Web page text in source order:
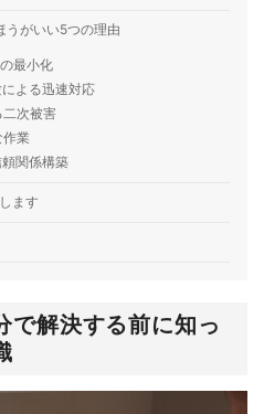
うがいい5つの理由
最小化
よる迅速対応
次被害
作業
関係構築
ます
で解決する前に知っ